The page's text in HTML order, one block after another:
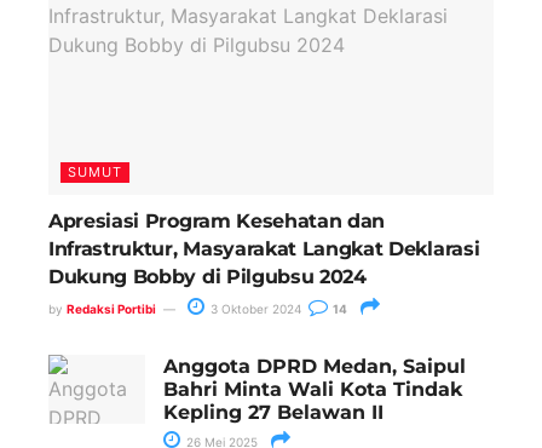
SUMUT
Apresiasi Program Kesehatan dan
Infrastruktur, Masyarakat Langkat Deklarasi
Dukung Bobby di Pilgubsu 2024
by Redaksi Portibi 3 Oktober 2024 14
Anggota DPRD Medan, Saipul
Bahri Minta Wali Kota Tindak
Kepling 27 Belawan II
26 Mei 2025